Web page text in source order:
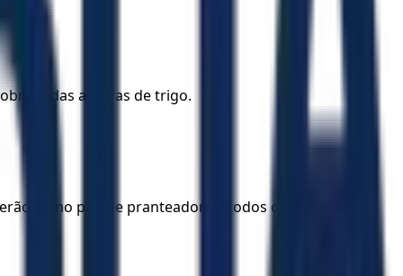
todas as eiras de trigo.
como pão de pranteadores; todos os que dele